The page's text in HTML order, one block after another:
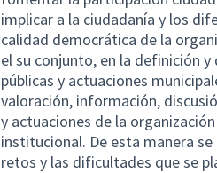
implicar a la ciudadanía y los
calidad democrática de la
el su conjunto, en la definición
públicas y actuaciones
valoración, información,
y actuaciones de la
institucional. De esta manera
retos y las dificultades que se